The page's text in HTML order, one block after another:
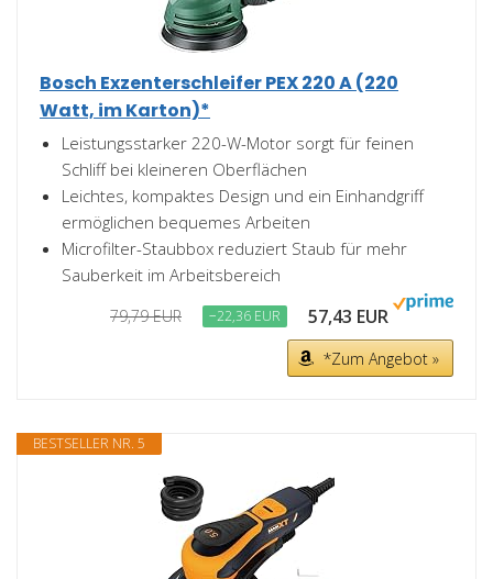
Bosch Exzenterschleifer PEX 220 A (220
Watt, im Karton)*
Leistungsstarker 220-W-Motor sorgt für feinen
Schliff bei kleineren Oberflächen
Leichtes, kompaktes Design und ein Einhandgriff
ermöglichen bequemes Arbeiten
Microfilter-Staubbox reduziert Staub für mehr
Sauberkeit im Arbeitsbereich
79,79 EUR −22,36 EUR 57,43 EUR
*Zum Angebot »
BESTSELLER NR. 5